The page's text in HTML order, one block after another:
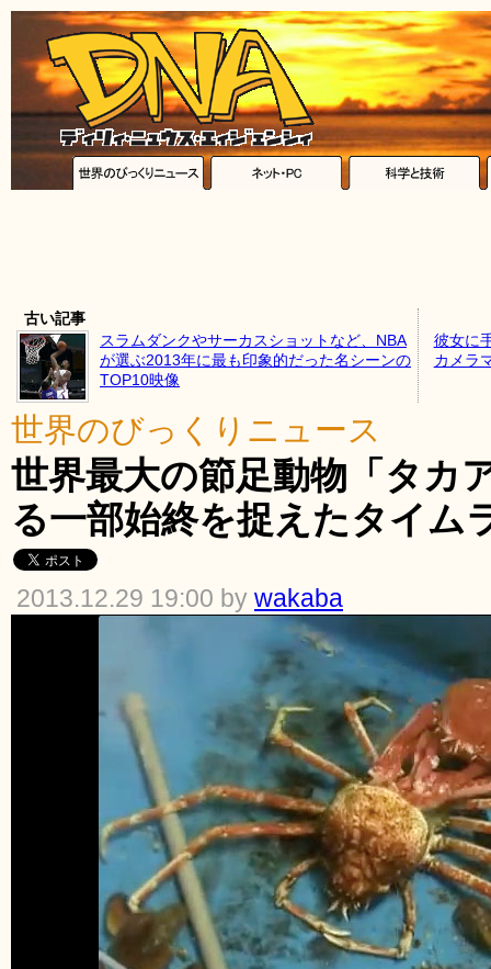
古い記事
スラムダンクやサーカスショットなど、NBA
が選ぶ2013年に最も印象的だった名シーンの
TOP10映像
彼女に
カメラ
世界のびっくりニュース
世界最大の節足動物「タカ
る一部始終を捉えたタイム
2013.12.29 19:00 by wakaba